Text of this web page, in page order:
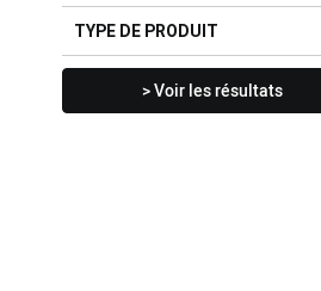
TYPE DE PRODUIT
> Voir les résultats